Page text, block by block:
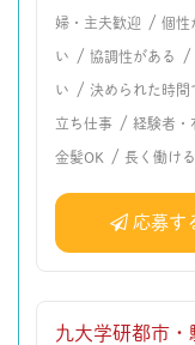
婦・主夫歓迎 / 個性
い / 協調性がある /
い / 決められた時間
立ち仕事 / 経験者・
金髪OK / 長く働ける
応募す
九大学研都市